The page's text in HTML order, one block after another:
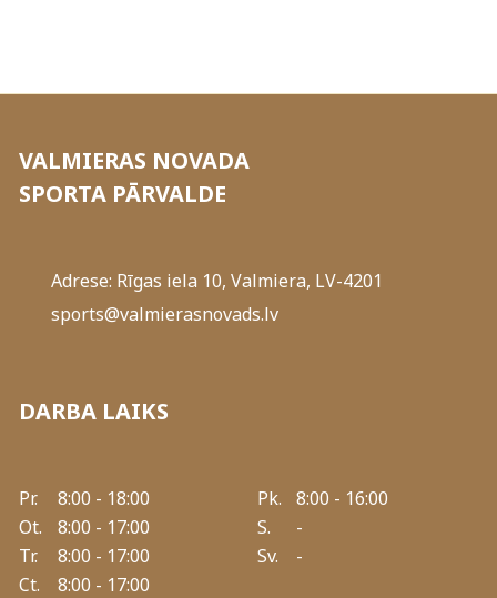
VALMIERAS NOVADA
SPORTA PĀRVALDE
Adrese: Rīgas iela 10, Valmiera, LV-4201
sports@valmierasnovads.lv
DARBA LAIKS
Pr.
8:00 - 18:00
Ot.
8:00 - 17:00
Tr.
8:00 - 17:00
Ct.
8:00 - 17:00
Pk.
8:00 - 16:00
S.
-
Sv.
-